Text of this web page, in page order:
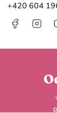
+420 604
Facebook